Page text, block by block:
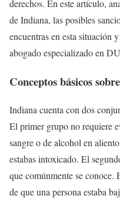
derechos. En este artículo,
de Indiana, las posibles
encuentras en esta situación
abogado especializado en
Conceptos básicos
Indiana cuenta con dos
El primer grupo no requiere
sangre o de alcohol en
estabas intoxicado. El
que comúnmente se conoce.
de que una persona estaba